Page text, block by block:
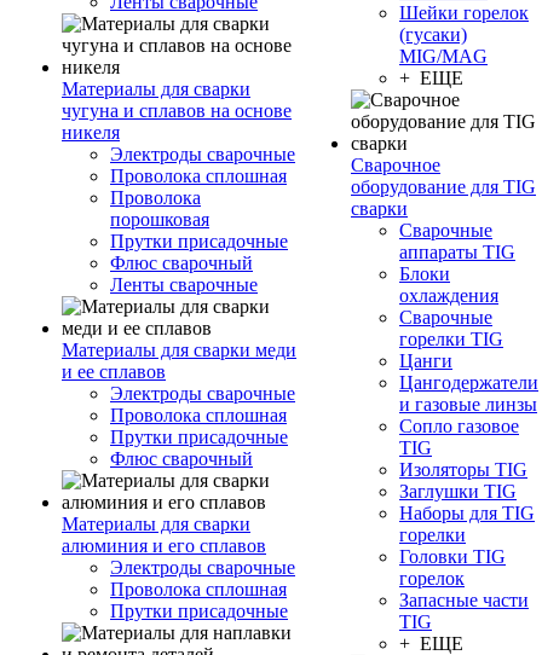
Материалы для сварки
чугуна и сплавов на основе
никеля
Электроды сварочные
Проволока сплошная
Проволока
порошковая
Прутки присадочные
Флюс сварочный
Ленты сварочные
Материалы для сварки меди
и ее сплавов
Электроды сварочные
Проволока сплошная
Прутки присадочные
Флюс сварочный
Материалы для сварки
алюминия и его сплавов
Электроды сварочные
Проволока сплошная
Прутки присадочные
Шейки горелок
(гусаки)
MIG/MAG
+ ЕЩЕ
Сварочное
оборудование для TIG
сварки
Сварочные
аппараты TIG
Блоки
охлаждения
Сварочные
горелки TIG
Цанги
Цангодержатели
и газовые линзы
Сопло газовое
TIG
Изоляторы TIG
Заглушки TIG
Наборы для TIG
горелки
Головки TIG
горелок
Запасные части
TIG
+ ЕЩЕ